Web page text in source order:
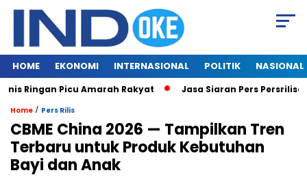
HOME EKONOMI INTERNASIONAL POLITIK NASIONAL
Ringan Picu Amarah Rakyat Jasa Siaran Pers
Home / Pers Rilis
CBME China 2026 — Tampilkan Tren
Terbaru untuk Produk Kebutuhan
Bayi dan Anak